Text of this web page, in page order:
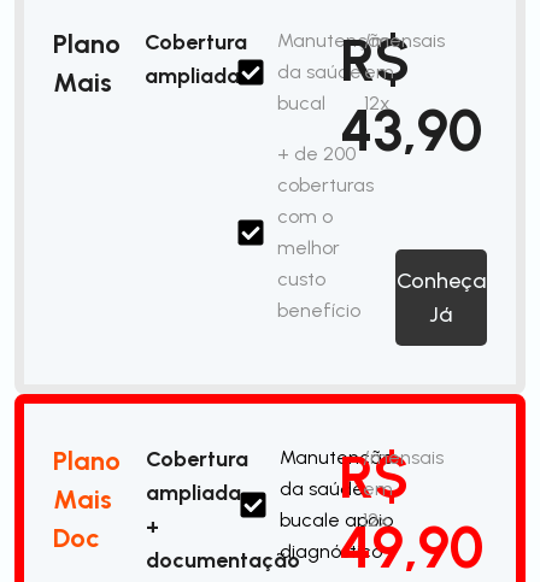
Plano
Mais
Cobertura
ampliada
Manutenção
da saúde
bucal
+ de 200
coberturas
com o
melhor
custo
benefício
R$
43,90
/mensais
em
12x
Conheça
Já
Plano
Mais
Doc
Cobertura
ampliada
+
documentação
Manutenção
da saúde
bucale apoio
diagnóstico
R$
49,90
/mensais
em
12x